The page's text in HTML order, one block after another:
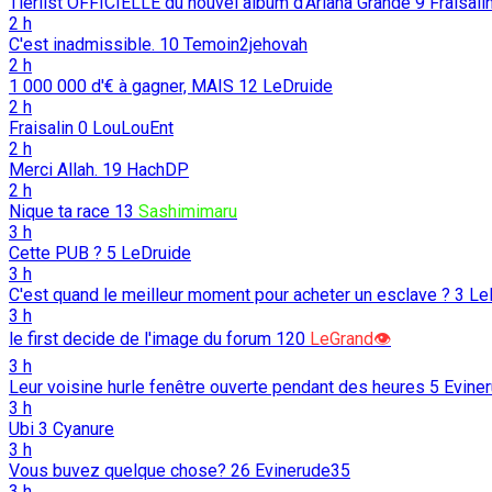
2 h
C'est inadmissible. 10 Temoin2jehovah
2 h
1 000 000 d'€ à gagner, MAIS 12 LeDruide
2 h
Fraisalin 0 LouLouEnt
2 h
Merci Allah. 19 HachDP
2 h
Nique ta race 13 Sashimimaru
3 h
Cette PUB ? 5 LeDruide
3 h
C'est quand le meilleur moment pour acheter un esclave ? 3
3 h
le first decide de l'image du forum 120 LeGrand👁️
3 h
Leur voisine hurle fenêtre ouverte pendant des heures 5
3 h
Ubi 3 Cyanure
3 h
Vous buvez quelque chose? 26 Evinerude35